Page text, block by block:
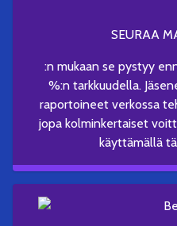
SEURAA
:n mukaan se pystyy
%:n tarkkuudella.
raportoineet verkossa
jopa kolminkertaiset
käyttämällä